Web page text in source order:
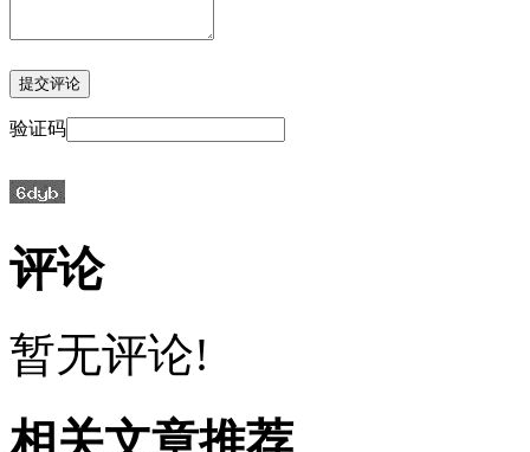
验证码
评论
暂无评论!